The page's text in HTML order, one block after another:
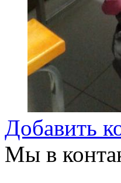
Добавить
Мы в